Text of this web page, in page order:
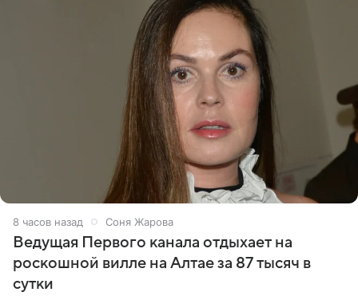
8 часов назад Соня Жарова
Ведущая Первого канала отдыхает на
роскошной вилле на Алтае за 87 тысяч в
сутки